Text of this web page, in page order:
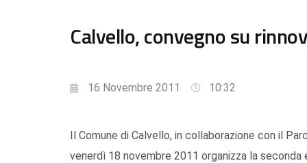
Calvello, convegno su
16 Novembre 2011 10:32
Il Comune di Calvello, in collaborazione con il
venerdì 18 novembre 2011 organizza la seconda